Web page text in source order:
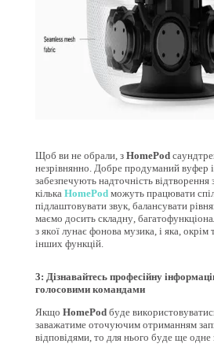
Щоб ви не обрали, з HomePod
незрівнянно. Добре продуманий вуфер
забезпечують надточність
кілька HomePodможуть працювати
підлаштовувати звук, балансувати
маємо досить складну,
з якої лунає фонова музика, і яка, окрім
інших функцій.
3: Дізнавайтесь професійну
голосовими командами
Якщо HomePodбуде
заважатиме оточуючим отриманням
відповідями, то для нього буде ще одне